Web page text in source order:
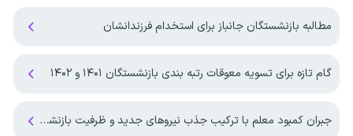
مطالبه بازنشستگان جانباز برای استخدام فرزندانشان
گام تازه برای تسویه معوقات رتبه بندی بازنشستگان ۱۴۰۱ و ۱۴۰۲
جبران کمبود معلم با ترکیب جذب نیروهای جدید و ظرفیت بازنشستگان